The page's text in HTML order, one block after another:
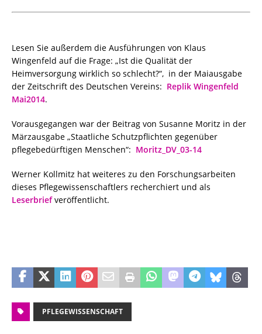
Lesen Sie außerdem die Ausführungen von Klaus
Wingenfeld auf die Frage: „Ist die Qualität der
Heimversorgung wirklich so schlecht?“, in der Maiausgabe
der Zeitschrift des Deutschen Vereins: Replik Wingenfeld
Mai2014.
Vorausgegangen war der Beitrag von Susanne Moritz in der
Märzausgabe „Staatliche Schutzpflichten gegenüber
pflegebedürftigen Menschen“: Moritz_DV_03-14
Werner Kollmitz hat weiteres zu den Forschungsarbeiten
dieses Pflegewissenschaftlers recherchiert und als
Leserbriefveröffentlicht.
PFLEGEWISSENSCHAFT